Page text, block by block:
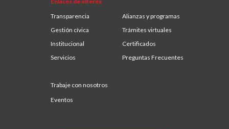
Transparencia
Alianzas y programas
Gestión cívica
Trámites virtuales
Institucional
Certificados
Servicios
Preguntas Frecuentes
Trabaje con nosotros
Eventos